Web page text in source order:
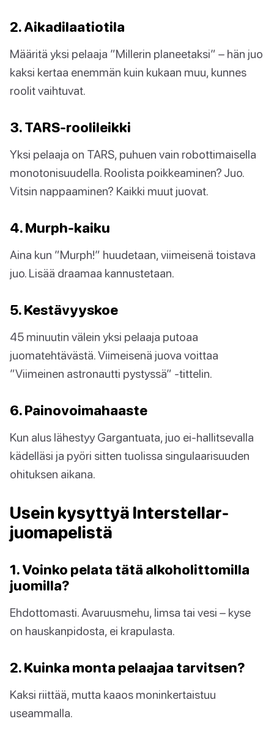
2. Aikadilaatiotila
Määritä yksi pelaaja ”Millerin planeetaksi” – hän juo
kaksi kertaa enemmän kuin kukaan muu, kunnes
roolit vaihtuvat.
3. TARS-roolileikki
Yksi pelaaja on TARS, puhuen vain robottimaisella
monotonisuudella. Roolista poikkeaminen? Juo.
Vitsin nappaaminen? Kaikki muut juovat.
4. Murph-kaiku
Aina kun ”Murph!” huudetaan, viimeisenä toistava
juo. Lisää draamaa kannustetaan.
5. Kestävyyskoe
45 minuutin välein yksi pelaaja putoaa
juomatehtävästä. Viimeisenä juova voittaa
”Viimeinen astronautti pystyssä” -tittelin.
6. Painovoimahaaste
Kun alus lähestyy Gargantuata, juo ei-hallitsevalla
kädelläsi ja pyöri sitten tuolissa singulaarisuuden
ohituksen aikana.
Usein kysyttyä Interstellar-
juomapelistä
1. Voinko pelata tätä alkoholittomilla
juomilla?
Ehdottomasti. Avaruusmehu, limsa tai vesi – kyse
on hauskanpidosta, ei krapulasta.
2. Kuinka monta pelaajaa tarvitsen?
Kaksi riittää, mutta kaaos moninkertaistuu
useammalla.